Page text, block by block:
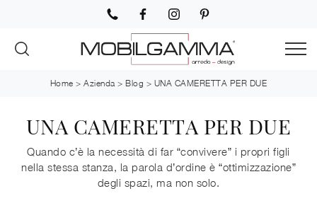
Home >Azienda >Blog > UNA CAMERETTA PER DUE
UNA CAMERETTA PER DUE
Quando c’è la necessità di far “convivere” i propri figli
nella stessa stanza, la parola d’ordine è “ottimizzazione”
degli spazi, ma non solo.